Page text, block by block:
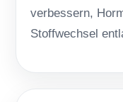
verbessern,
Stoffwechsel